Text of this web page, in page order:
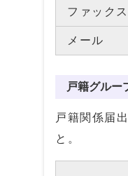
ファックス
メール
戸籍グルー
戸籍関係届
と。